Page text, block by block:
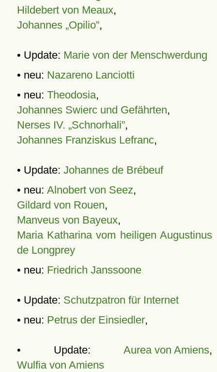
Hildebert von Meaux,
Johannes „Opilio”,
• Update: Marie von der Menschwerdung
• neu: Nazareno Lanciotti
• neu: Theodosia,
Johannes Swierc und Gefährten,
Nerses IV. „Schnorhali”,
Johannes Franziskus Lefranc,
• Update: Johannes de Brébeuf
• neu: Alnobert von Seez,
Gildard von Rouen,
Manveus von Bayeux,
Maria Katharina vom heiligen Augustinus
de Longprey
• neu: Friedrich Janssoone
• Update: Schutzpatron für Internet
• neu: Petrus der Einsiedler,
• Update: Aurea von Amiens,
Wulfia von Amiens